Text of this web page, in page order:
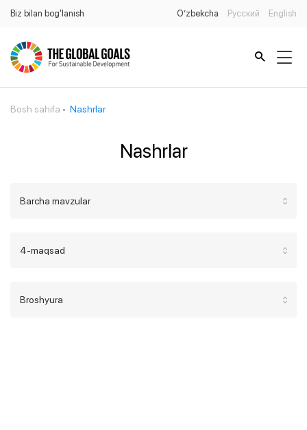
Biz bilan bog'lanish O’zbekcha Русский English
Bosh sahifa Nashrlar
Nashrlar
Barcha mavzular
4-maqsad
Broshyura